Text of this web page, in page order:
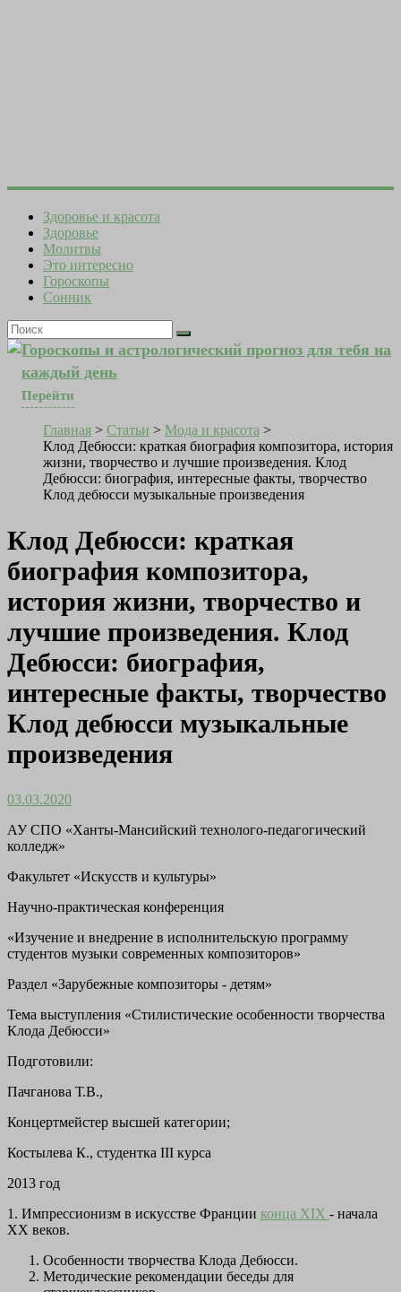
Здоровье и красота
Здоровье
Молитвы
Это интересно
Гороскопы
Сонник
Гороскопы и астрологический прогноз для тебя на
каждый день
Перейти
Главная > Статьи > Мода и красота >
Клод Дебюсси: краткая биография композитора, история
жизни, творчество и лучшие произведения. Клод
Дебюсси: биография, интересные факты, творчество
Клод дебюсси музыкальные произведения
Клод Дебюсси: краткая
биография композитора,
история жизни, творчество и
лучшие произведения. Клод
Дебюсси: биография,
интересные факты, творчество
Клод дебюсси музыкальные
произведения
03.03.2020
АУ СПО «Ханты-Мансийский технолого-педагогический
колледж»
Факультет «Искусств и культуры»
Научно-практическая конференция
«Изучение и внедрение в исполнительскую программу
студентов музыки современных композиторов»
Раздел «Зарубежные композиторы - детям»
Тема выступления «Стилистические особенности творчества
Клода Дебюсси»
Подготовили:
Пачганова Т.В.,
Концертмейстер высшей категории;
Костылева К., студентка III курса
2013 год
1. Импрессионизм в искусстве Франции конца XIX - начала
XX веков.
Особенности творчества Клода Дебюсси.
Методические рекомендации беседы для